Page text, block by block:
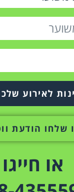
לאירוע
שלחו הודעת
או חייגו